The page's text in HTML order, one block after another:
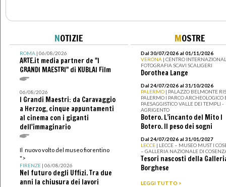
NOTIZIE
ROMA| 06/08/2026
ARTE.it media partner de "I
GRANDI MAESTRI" di KUBLAI Film
06/08/2026
I Grandi Maestri: da Caravaggio
a Herzog, cinque appuntamenti
al cinema con i giganti
dell'immaginario
Il nuovo volto del museo fiorentino
">
FIRENZE| 06/08/2026
Nel futuro degli Uffizi. Tra due
anni la chiusura dei lavori
MOSTRE
Dal 30/07/2026 al 01/11/2026
VERONA | CENTRO
FOTOGRAFIA SCAVI SCALIGERI
Dorothea Lange
Dal 24/07/2026 al 31/10/2026
PALERMO | PALAZZO BELMONTE
PALERMO I PARCO ARCHEOLOGICO
PAESAGGISTICO VALLE DEI TEMPLI -
AGRIGENTO
Botero. L’incanto del Mito I
Botero. Il peso dei sogni
Dal 24/07/2026 al 31/01/2027
LECCE | LECCE – MUSEO MUST I
– GALLERIA NAZIONALE DI
Tesori nascosti della
Borghese
LEGGI TUTTO >